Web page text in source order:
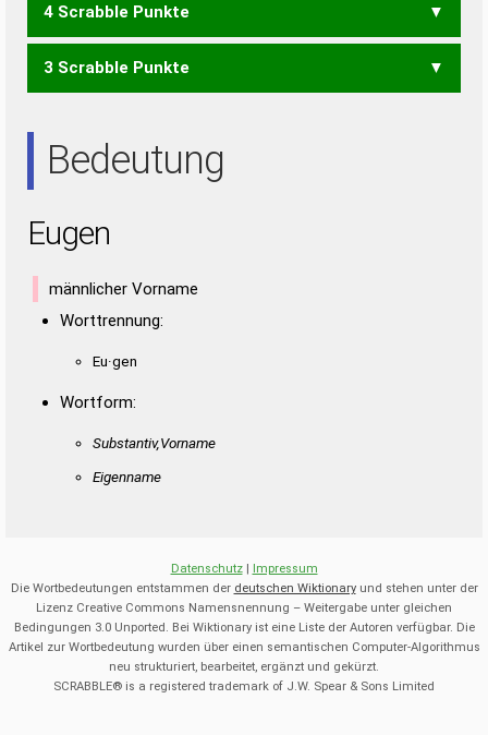
ENGE GENE
4 Scrabble Punkte
ENG GNU NEUE
3 Scrabble Punkte
Bedeutung
Eugen
männlicher Vorname
Worttrennung:
Eu·gen
Wortform:
Substantiv,Vorname
Eigenname
Datenschutz| Impressum
Die Wortbedeutungen entstammen der deutschen Wiktionaryund stehen unter der
Lizenz Creative Commons Namensnennung – Weitergabe unter gleichen
Bedingungen 3.0 Unported. Bei Wiktionary ist eine Liste der Autoren verfügbar. Die
Artikel zur Wortbedeutung wurden über einen semantischen Computer-Algorithmus
neu strukturiert, bearbeitet, ergänzt und gekürzt.
SCRABBLE® is a registered trademark of J.W. Spear & Sons Limited